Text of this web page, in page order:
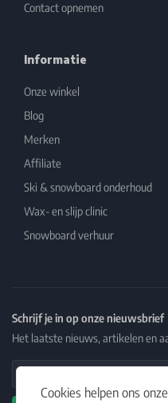
Cookies helpen ons
Contact opnemen
Informatie
Onze winkel
Blog
Merken
Affiliate
Ski & snowboard onderhoud
Wax- en slijp clinic
Snowboard verhuur
Schrijf je in op onze nieuwsbrief
Het laatste nieuws, artikelen en
Email Address